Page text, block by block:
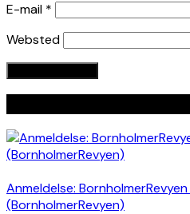
E-mail *
Websted
Anmeldelse:
(BornholmerRevyen)